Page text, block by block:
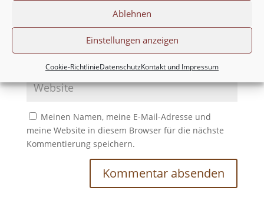
Ablehnen
Einstellungen anzeigen
Cookie-RichtlinieDatenschutzKontakt und Impressum
Meinen Namen, meine E-Mail-Adresse und
meine Website in diesem Browser für die nächste
Kommentierung speichern.